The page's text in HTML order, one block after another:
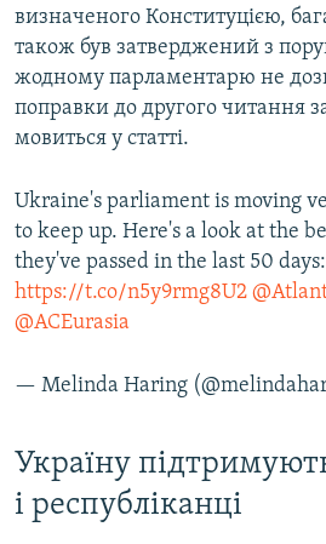
визначеного Конституцією,
також був затверджений з
жодному парламентарю не
поправки до другого читання
мовиться у статті.
Ukraine's parliament is moving
to keep up. Here's a look at the
they've passed in the last 50 days:
https://t.co/n5y9rmg8U2
@ACEurasia
— Melinda Haring
Україну
і республіканці